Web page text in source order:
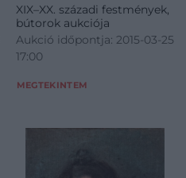
XIX–XX. századi festmények,
bútorok aukciója
Aukció időpontja: 2015-03-25
17:00
MEGTEKINTEM